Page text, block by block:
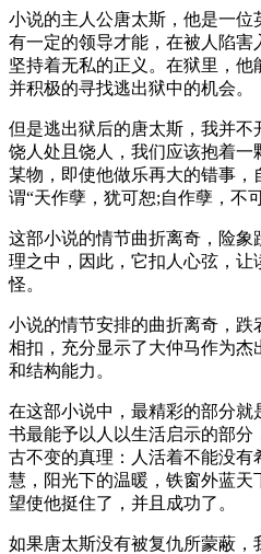
小说的主人公唐太斯，他是一位
有一定的领导才能，在被人陷害
坚持着无私的正义。在狱里，他
并积极的寻找逃出狱中的机会。
但是逃出狱后的唐太斯，我并
饶人处且饶人，我们应该抱着一
某物，即使他做乐再大的错事
谓“天作孽，犹可恕;自作孽，不可
这部小说的情节曲折离奇，险
理之中，因此，它扣人心弦，
怪。
小说的情节安排的曲折离奇，
相扣，充分显示了大仲马作为
和结构能力。
在这部小说中，最精彩的部分
书最能予以人以生活启示的部
古不变的真理：人活着不能没
慧，阳光下的温暖，铁窗外蓝
望使他挺住了，并且成功了。
如果唐太斯没有被复仇所蒙蔽